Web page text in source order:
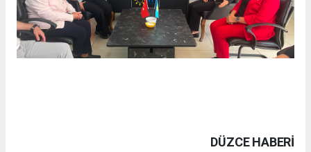
DÜZCE HABERİ